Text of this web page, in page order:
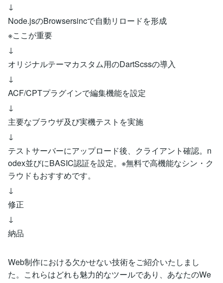
↓
Node.jsのBrowsersincで自動リロードを形成
※ここが重要
↓
オリジナルテーマカスタム用のDartScssの導入
↓
ACF/CPTプラグインで編集機能を設定
↓
主要なブラウザ及び実機テストを実施
↓
テストサーバーにアップロード後、クライアント確認。n
odex並びにBASIC認証を設定。※無料で高機能なシン・ク
ラウドもおすすめです。
↓
修正
↓
納品
Web制作における欠かせない技術をご紹介いたしまし
た。これらはどれも魅力的なツールであり、あなたのWe